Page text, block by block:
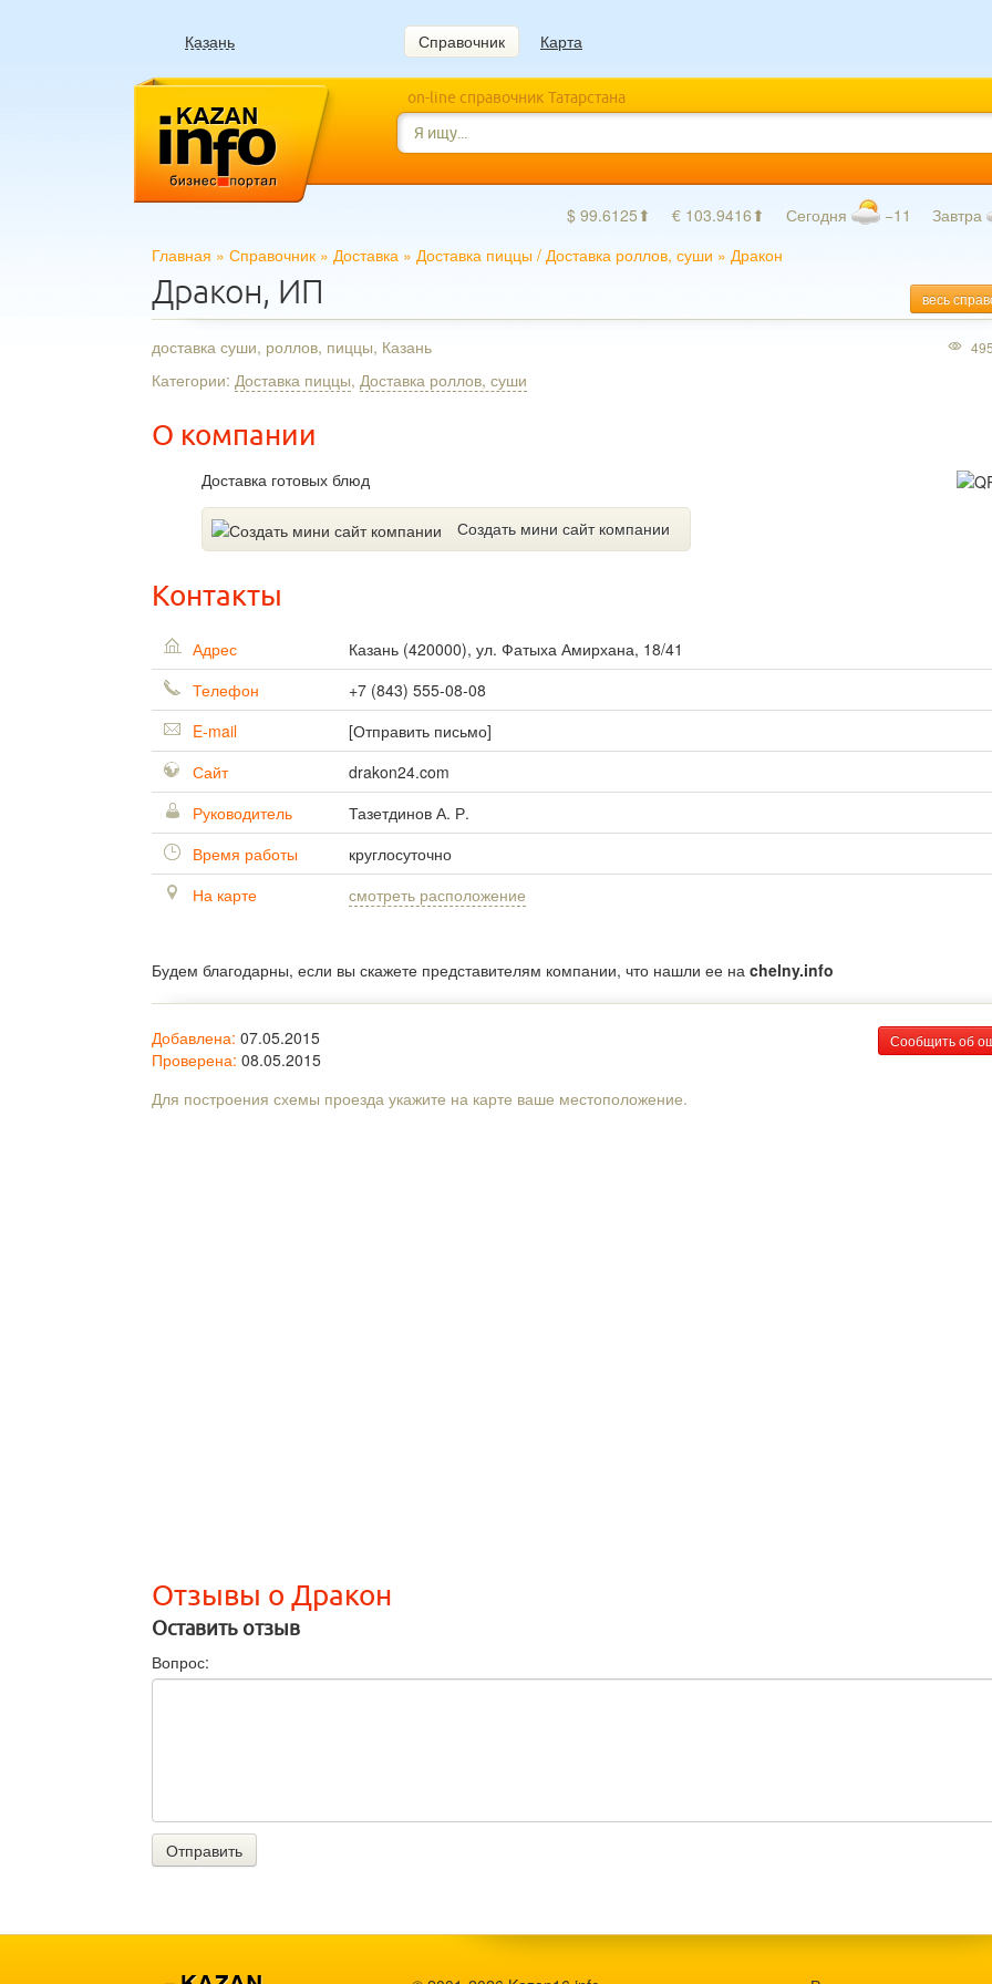
Казань Справочник Карта
on-line справочник Татарстана
$ 99.6125⬆ € 103.9416⬆ Сегодня −11 Завтра
Главная » Справочник » Доставка » Доставка пиццы / Доставка роллов, суши » Дракон
весь
Дракон, ИП
доставка суши, роллов, пиццы, Казань
Категории: Доставка пиццы, Доставка роллов, суши
О компании
Доставка готовых блюд
Создать мини сайт компании
495
Контакты
Адрес Казань (420000), ул. Фатыха Амирхана, 18/41
Телефон
+7 (843) 555-08-08
E-mail
[Отправить письмо]
Сайт
drakon24.com
Руководитель
Тазетдинов А. Р.
Время работы
круглосуточно
На карте
смотреть расположение
Будем благодарны, если вы скажете представителям компании, что нашли ее на chelny.info
Сообщить об
Добавлена: 07.05.2015
Проверена: 08.05.2015
Для построения схемы проезда укажите на карте ваше местоположение.
Отзывы о Дракон
Оставить отзыв
Вопрос:
Отправить